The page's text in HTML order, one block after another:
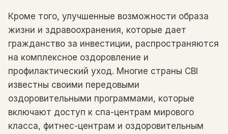
Кроме того, улучшенные возможности образа
жизни и здравоохранения, которые дает
гражданство за инвестиции, распространяются
на комплексное оздоровление и
профилактический уход. Многие страны CBI
известны своими передовыми
оздоровительными программами, которые
включают доступ к спа-центрам мирового
класса, фитнес-центрам и оздоровительным